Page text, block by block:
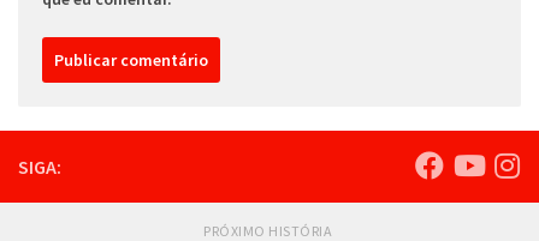
SIGA:
PRÓXIMO HISTÓRIA